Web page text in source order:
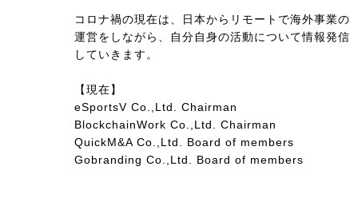
コロナ禍の現在は、日本からリモートで海外事業の
運営をしながら、自分自身の活動について情報発信
していきます。
【現在】
eSportsV Co.,Ltd. Chairman
BlockchainWork Co.,Ltd. Chairman
QuickM&A Co.,Ltd. Board of members
Gobranding Co.,Ltd. Board of members